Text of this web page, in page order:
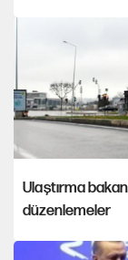
Ulaştırma
düzenlemeler